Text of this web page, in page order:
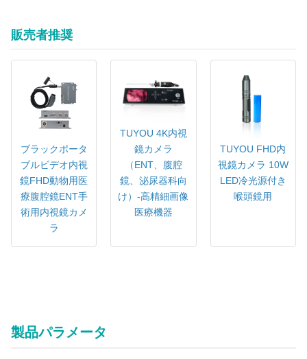
販売者推奨
ブラックポータ
ブルビデオ内視
鏡FHD動物用医
療腹腔鏡ENT手
術用内視鏡カメ
ラ
TUYOU 4K内視
鏡カメラ
（ENT、腹腔
鏡、泌尿器科向
け）-高精細画像
医療機器
TUYOU FHD内
視鏡カメラ 10W
LED冷光源付き
喉頭鏡用
製品パラメータ